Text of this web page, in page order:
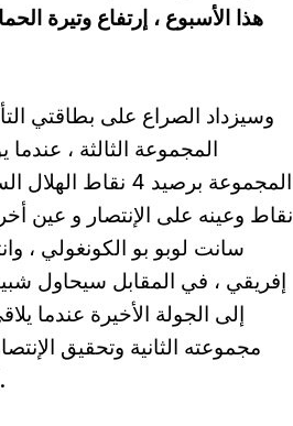
هذا الأسبوع ، إرتفاع وتيرة
وسيزداد الصراع على بطاقتي
المجموعة الثالثة ، عندما
نقاط وعينه على الإنتصار و عين
سانت لوبو بو الكونغولي ،
إفريقي ، في المقابل سيحاول
إلى الجولة الأخيرة عندما
مجموعته الثانية وتحقيق
أكثر منه من جانب التأهل.